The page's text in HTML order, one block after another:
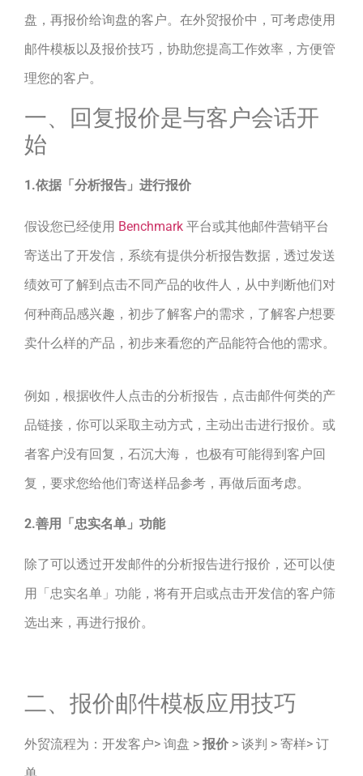
盘，再报价给询盘的客户。在外贸报价中，可考虑使用
邮件模板以及报价技巧，协助您提高工作效率，方便管
理您的客户。
一、回复报价是与客户会话开
始
1.依据「分析报告」进行报价
假设您已经使用 Benchmark 平台或其他邮件营销平台
寄送出了开发信，系统有提供分析报告数据，透过发送
绩效可了解到点击不同产品的收件人，从中判断他们对
何种商品感兴趣，初步了解客户的需求，了解客户想要
卖什么样的产品，初步来看您的产品能符合他的需求。
例如，根据收件人点击的分析报告，点击邮件何类的产
品链接，你可以采取主动方式，主动出击进行报价。或
者客户没有回复，石沉大海， 也极有可能得到客户回
复，要求您给他们寄送样品参考，再做后面考虑。
2.善用「忠实名单」功能
除了可以透过开发邮件的分析报告进行报价，还可以使
用「忠实名单」功能，将有开启或点击开发信的客户筛
选出来，再进行报价。
二、报价邮件模板应用技巧
外贸流程为：开发客户> 询盘 > 报价 > 谈判 > 寄样> 订